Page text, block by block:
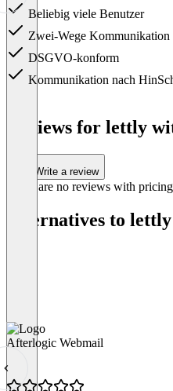
Beliebig viele Benutzer
Zwei-Wege Kommunikation
DSGVO-konform
Kommunikation nach
Reviews for lettly
Write a review
There are no reviews with
Alternatives to lettly
Afterlogic Webmail